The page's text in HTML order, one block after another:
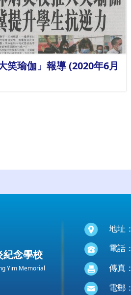
笑瑜伽」報導 (2020年6月
詳情
紀念學校
Yim Memorial
地址
電話
傳真
電郵